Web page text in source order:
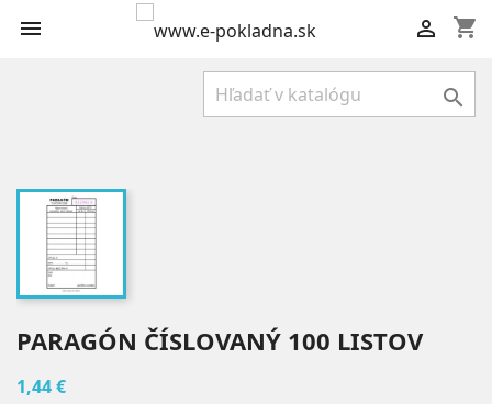
 shopping_cart


PARAGÓN ČÍSLOVANÝ 100 LISTOV
1,44 €